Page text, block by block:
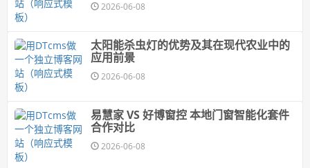
2026-06-08
太阳能杀虫灯的优势及其在现代农业中的
应用前景
2026-06-08
易慧家 VS 好博窗控 本地门窗智能化套件
合作对比
2026-06-08